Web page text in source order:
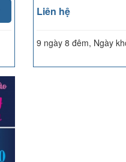
Liên hệ
9 ngày 8 đêm, Ngày